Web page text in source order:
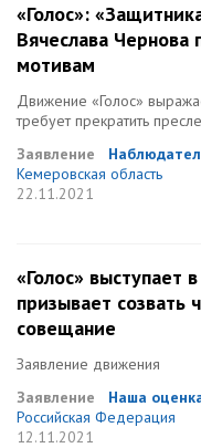
«Голос»:
Вячеслава Чернова
мотивам
Движение «Голос»
требует прекратить
Заявление
Кемеровская область
22.11.2021
«Голос»
призывает созвать
совещание
Заявление движения
Заявление
Наша
Российская Федерация
12.11.2021